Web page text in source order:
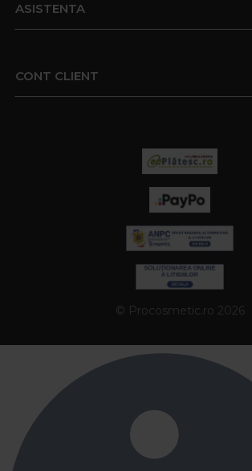
ASISTENTA
CONT CLIENT
© Procosmetic.ro 2026